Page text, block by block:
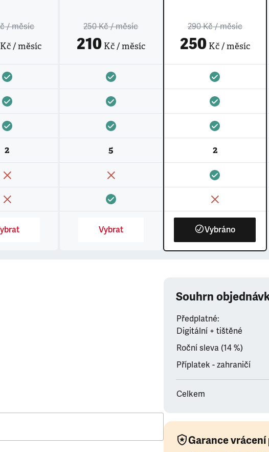
/ měsíc
Kč / měsíc
2
250 Kč/ měsíc
210Kč / měsíc
5
Vybrat
290 Kč/ měsíc
250Kč / měsíc
2
Vybráno
Souhrn
Předplatné:
Digitální + tištěné
Roční sleva (14 %)
Příplatek - zahraničí
Celkem
Garance vrácení